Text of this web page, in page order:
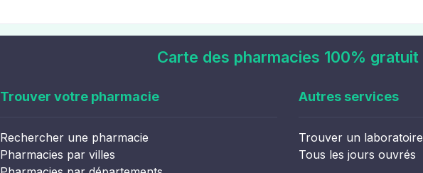
Carte des pharmacies 100% gratuit
Trouver votre pharmacie
Rechercher une pharmacie
Pharmacies par villes
Autres services
Trouver un laboratoire
Tous les jours ouvrés